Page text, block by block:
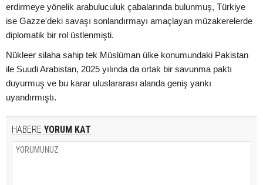
erdirmeye yönelik arabuluculuk çabalarında bulunmuş, Türkiye
ise Gazze'deki savaşı sonlandırmayı amaçlayan müzakerelerde
diplomatik bir rol üstlenmişti.
Nükleer silaha sahip tek Müslüman ülke konumundaki Pakistan
ile Suudi Arabistan, 2025 yılında da ortak bir savunma paktı
duyurmuş ve bu karar uluslararası alanda geniş yankı
uyandırmıştı.
HABERE YORUM KAT